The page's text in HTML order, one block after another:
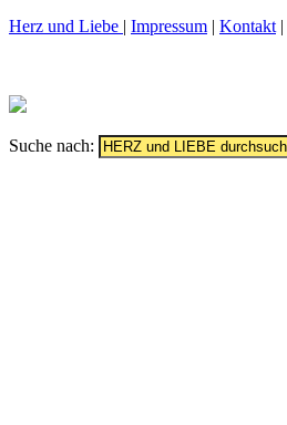
Herz und Liebe | Impressum | Kontakt |
Suche nach: